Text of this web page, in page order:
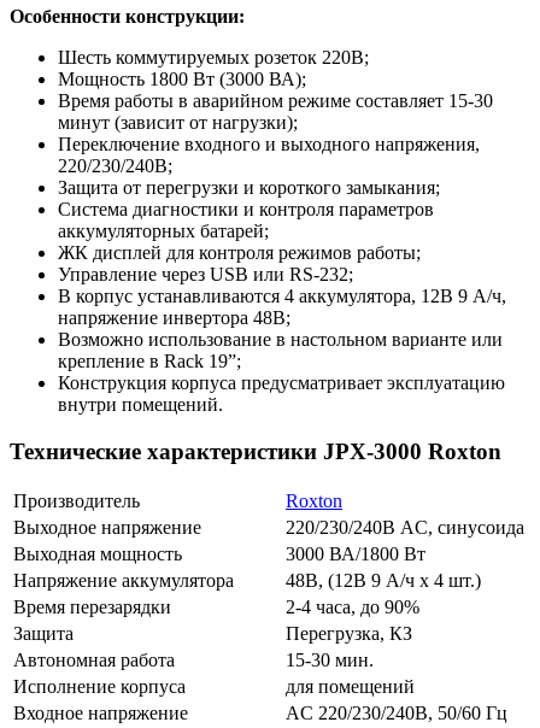
Особенности конструкции:
Шесть коммутируемых розеток 220В;
Мощность 1800 Вт (3000 ВА);
Время работы в аварийном режиме составляет 15-30
минут (зависит от нагрузки);
Переключение входного и выходного напряжения,
220/230/240В;
Защита от перегрузки и короткого замыкания;
Система диагностики и контроля параметров
аккумуляторных батарей;
ЖК дисплей для контроля режимов работы;
Управление через USB или RS-232;
В корпус устанавливаются 4 аккумулятора, 12В 9 А/ч,
напряжение инвертора 48В;
Возможно использование в настольном варианте или
крепление в Rack 19”;
Конструкция корпуса предусматривает эксплуатацию
внутри помещений.
Технические характеристики JPX-3000 Roxton
Производитель
Roxton
Выходное напряжение
220/230/240В AC, синусоида
Выходная мощность
3000 ВА/1800 Вт
Напряжение аккумулятора
48В, (12В 9 А/ч х 4 шт.)
Время перезарядки
2-4 часа, до 90%
Защита
Перегрузка, КЗ
Автономная работа
15-30 мин.
Исполнение корпуса
для помещений
Входное напряжение
AC 220/230/240В, 50/60 Гц